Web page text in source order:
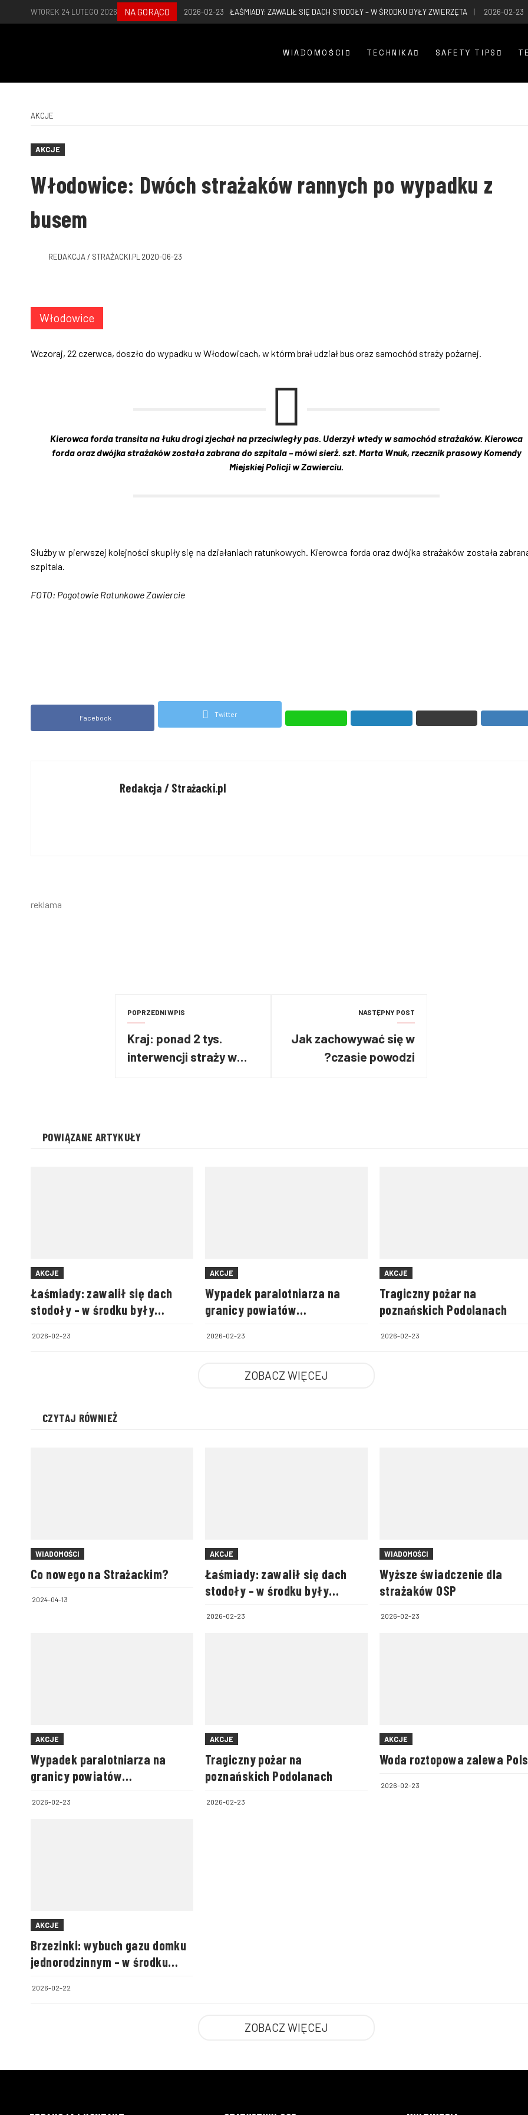
WTOREK 24 LUTEGO 2026 NA GORĄCO 2026-02-23 ŁAŚMIADY: ZAWALIŁ SIĘ DACH STODOŁY – W ŚRODKU BYŁY ZWIERZĘTA 2026-02-23
WIADOMOŚCI TECHNIKA SAFETY TIPS
AKCJE
AKCJE
Włodowice: Dwóch strażaków rannych po wypadku z
busem
REDAKCJA / STRAŻACKI.PL 2020-06-23
Włodowice
Wczoraj, 22 czerwca, doszło do wypadku w Włodowicach, w którm brał udział bus oraz samochód straży pożarnej.
Kierowca forda transita na łuku drogi zjechał na przeciwległy pas. Uderzył wtedy w samochód strażaków. Kierowca
forda oraz dwójka strażaków została zabrana do szpitala – mówi sierż. szt. Marta Wnuk, rzecznik prasowy Komendy
Miejskiej Policji w Zawierciu.
Służby w pierwszej kolejności skupiły się na działaniach ratunkowych. Kierowca forda oraz dwójka strażaków została
szpitala.
FOTO: Pogotowie Ratunkowe Zawiercie
Facebook Twitter
Redakcja / Strażacki.pl
reklama
POPRZEDNI WPIS
Kraj: ponad 2 tys.
interwencji straży w
NASTĘPNY POST
Jak zachowywać się w
czasie powodzi?
POWIĄZANE ARTYKUŁY
AKCJE
Łaśmiady: zawalił się dach
stodoły – w środku były
2026-02-23
AKCJE
Wypadek paralotniarza na
granicy powiatów
2026-02-23
AKCJE
Tragiczny pożar na
poznańskich Podolanach
2026-02-23
ZOBACZ WIĘCEJ
CZYTAJ RÓWNIEŻ
WIADOMOŚCI
Co nowego na Strażackim?
2024-04-13
AKCJE
Łaśmiady: zawalił się dach
stodoły – w środku były
2026-02-23
WIADOMOŚCI
Wyższe świadczenie dla
strażaków OSP
2026-02-23
AKCJE
Wypadek paralotniarza na
granicy powiatów
2026-02-23
AKCJE
Tragiczny pożar na
poznańskich Podolanach
2026-02-23
AKCJE
Woda roztopowa zalewa
2026-02-23
AKCJE
Brzezinki: wybuch gazu domku
jednorodzinnym – w środku
2026-02-22
ZOBACZ WIĘCEJ